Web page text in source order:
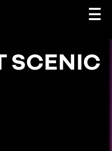
SCENIC